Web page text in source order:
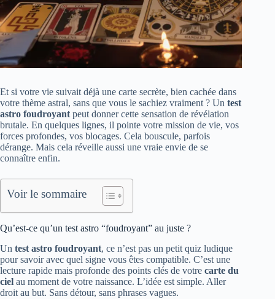
Et si votre vie suivait déjà une carte secrète, bien cachée dans
votre thème astral, sans que vous le sachiez vraiment ? Un test
astro foudroyant peut donner cette sensation de révélation
brutale. En quelques lignes, il pointe votre mission de vie, vos
forces profondes, vos blocages. Cela bouscule, parfois
dérange. Mais cela réveille aussi une vraie envie de se
connaître enfin.
Voir le sommaire
Qu’est-ce qu’un test astro “foudroyant” au juste ?
Un test astro foudroyant, ce n’est pas un petit quiz ludique
pour savoir avec quel signe vous êtes compatible. C’est une
lecture rapide mais profonde des points clés de votre carte du
ciel au moment de votre naissance. L’idée est simple. Aller
droit au but. Sans détour, sans phrases vagues.